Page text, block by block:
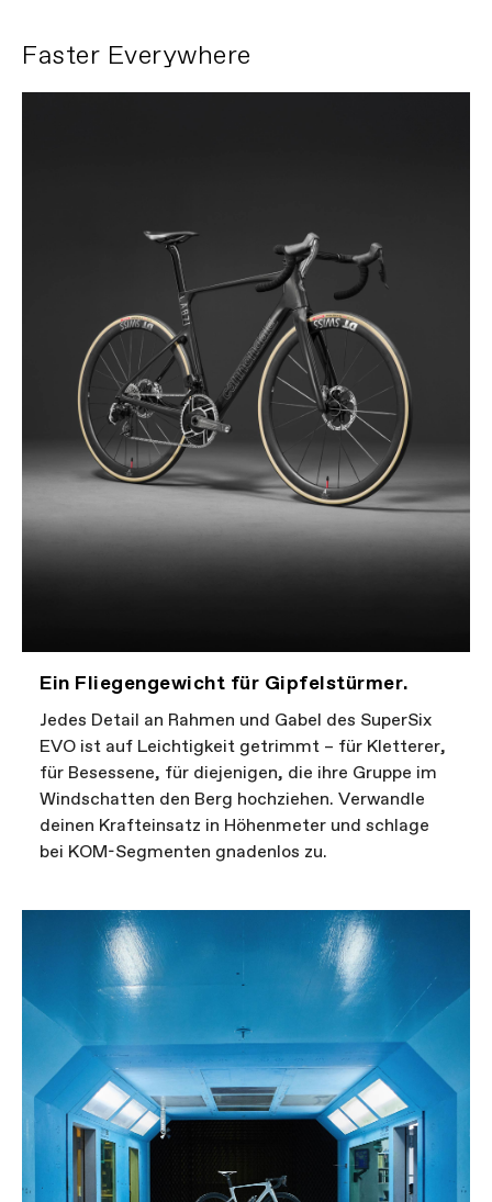
Faster Everywhere
Ein Fliegengewicht für Gipfelstürmer.
Jedes Detail an Rahmen und Gabel des SuperSix
EVO ist auf Leichtigkeit getrimmt – für Kletterer,
für Besessene, für diejenigen, die ihre Gruppe im
Windschatten den Berg hochziehen. Verwandle
deinen Krafteinsatz in Höhenmeter und schlage
bei KOM-Segmenten gnadenlos zu.